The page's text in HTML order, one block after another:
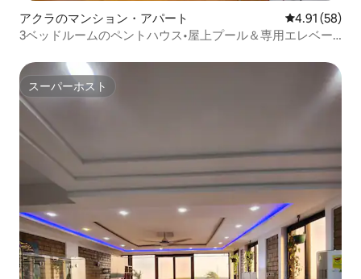
アクラのマンション・アパート レビュー58
4.91 (58)
3ベッドルームのペントハウス•屋上プール＆専用エレベー
スーパーホスト
スーパーホスト